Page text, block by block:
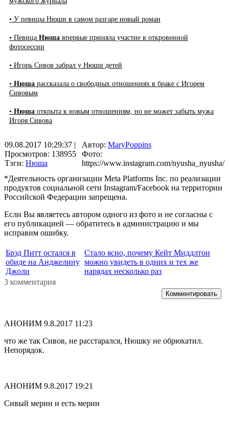
• У певицы Нюши в самом разгаре новый роман
• Певица Нюша впервые приняла участие в откровенной
фотосессии
• Игорь Сивов забрал у Нюши детей
• Нюша рассказала о свободных отношениях в браке с Игорем
Сивовым
• Нюша открыта к новым отношениям, но не может забыть мужа
Игоря Сивова
09.08.2017 10:29:37 |
Просмотров: 138955
Тэги: Нюша
Автор: MaryPoppins
Фото:
https://www.instagram.com/nyusha_nyusha/
*Деятельность организации Meta Platforms Inc. по реализации
продуктов социальной сети Instagram/Facebook на территории
Российской Федерации запрещена.
Если Вы являетесь автором одного из фото и не согласны с
его публикацией — обратитесь в администрацию и мы
исправим ошибку.
Брэд Питт остался в
обиде на Анджелину
Джоли
Стало ясно, почему Кейт Миддлтон
можно увидеть в одних и тех же
нарядах несколько раз
3 комментария
Комментировать
АНОНИМ 9.8.2017 11:23
что же так Сивов, не расстарался, Нюшку не обрюхатил.
Непорядок.
АНОНИМ 9.8.2017 19:21
Сивый мерин и есть мерин